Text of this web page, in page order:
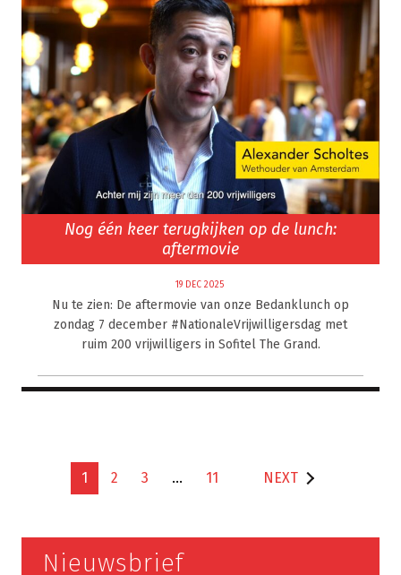
Nog één keer terugkijken op de lunch:
aftermovie
19 DEC 2025
Nu te zien: De aftermovie van onze Bedanklunch op
zondag 7 december #NationaleVrijwilligersdag met
ruim 200 vrijwilligers in Sofitel The Grand.
1 2 3 … 11 NEXT
Nieuwsbrief